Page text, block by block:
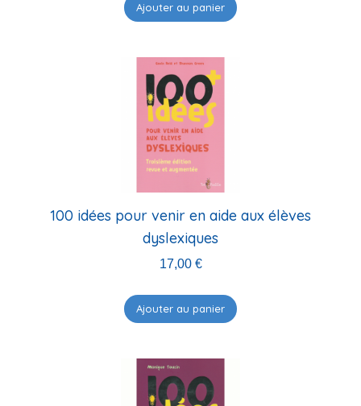
Ajouter au panier
100 idées pour venir en aide aux élèves
dyslexiques
17,00 €
Ajouter au panier